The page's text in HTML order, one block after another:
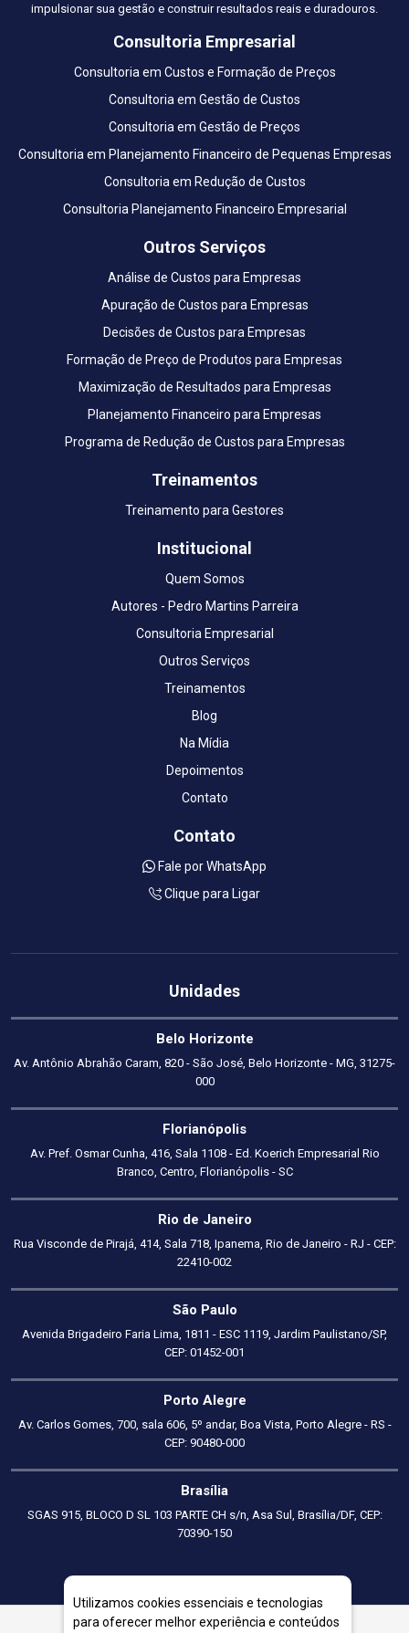
impulsionar sua gestão e construir resultados reais e duradouros.
Consultoria Empresarial
Consultoria em Custos e Formação de Preços
Consultoria em Gestão de Custos
Consultoria em Gestão de Preços
Consultoria em Planejamento Financeiro de Pequenas Empresas
Consultoria em Redução de Custos
Consultoria Planejamento Financeiro Empresarial
Outros Serviços
Análise de Custos para Empresas
Apuração de Custos para Empresas
Decisões de Custos para Empresas
Formação de Preço de Produtos para Empresas
Maximização de Resultados para Empresas
Planejamento Financeiro para Empresas
Programa de Redução de Custos para Empresas
Treinamentos
Treinamento para Gestores
Institucional
Quem Somos
Autores - Pedro Martins Parreira
Consultoria Empresarial
Outros Serviços
Treinamentos
Blog
Na Mídia
Depoimentos
Contato
Contato
Fale por WhatsApp
Clique para Ligar
Unidades
Belo Horizonte
Av. Antônio Abrahão Caram, 820 - São José, Belo Horizonte - MG, 31275-
000
Florianópolis
Av. Pref. Osmar Cunha, 416, Sala 1108 - Ed. Koerich Empresarial Rio
Branco, Centro, Florianópolis - SC
Rio de Janeiro
Rua Visconde de Pirajá, 414, Sala 718, Ipanema, Rio de Janeiro - RJ - CEP:
22410-002
São Paulo
Avenida Brigadeiro Faria Lima, 1811 - ESC 1119, Jardim Paulistano/SP,
CEP: 01452-001
Porto Alegre
Av. Carlos Gomes, 700, sala 606, 5º andar, Boa Vista, Porto Alegre - RS -
CEP: 90480-000
Brasília
SGAS 915, BLOCO D SL 103 PARTE CH s/n, Asa Sul, Brasília/DF, CEP:
70390-150
Utilizamos cookies essenciais e tecnologias
para oferecer melhor experiência e conteúdos